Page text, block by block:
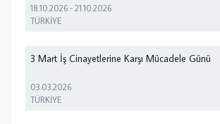
18.10.2026 -21.10.2026
TÜRKİYE
3 Mart İş Cinayetlerine Karşı Mücadele Günü
03.03.2026
TÜRKİYE